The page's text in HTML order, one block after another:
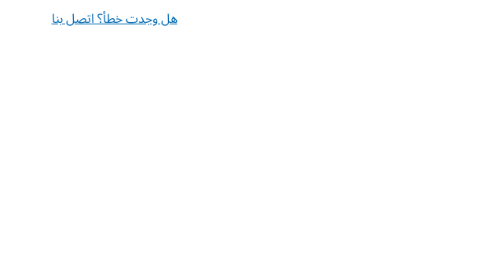
هل وجدت خطأ؟ اتصل بنا